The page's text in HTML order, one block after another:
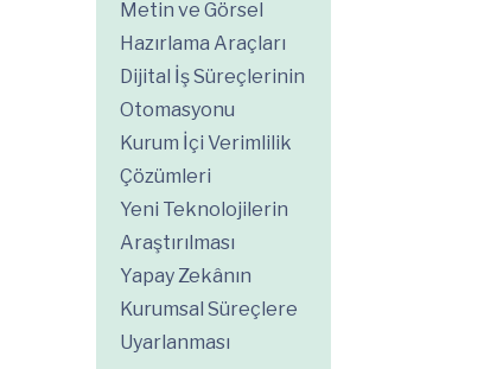
Metin ve Görsel
Hazırlama Araçları
Dijital İş Süreçlerinin
Otomasyonu
Kurum İçi Verimlilik
Çözümleri
Yeni Teknolojilerin
Araştırılması
Yapay Zekânın
Kurumsal Süreçlere
Uyarlanması